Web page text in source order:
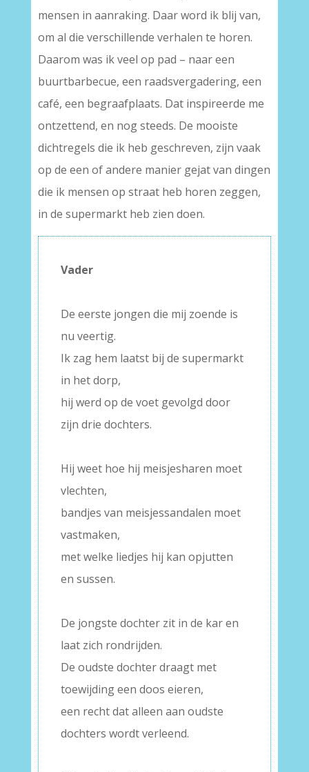
mensen in aanraking. Daar word ik blij van,
om al die verschillende verhalen te horen.
Daarom was ik veel op pad – naar een
buurtbarbecue, een raadsvergadering, een
café, een begraafplaats. Dat inspireerde me
ontzettend, en nog steeds. De mooiste
dichtregels die ik heb geschreven, zijn vaak
op de een of andere manier gejat van dingen
die ik mensen op straat heb horen zeggen,
in de supermarkt heb zien doen.
Vader
De eerste jongen die mij zoende is
nu veertig.
Ik zag hem laatst bij de supermarkt
in het dorp,
hij werd op de voet gevolgd door
zijn drie dochters.
Hij weet hoe hij meisjesharen moet
vlechten,
bandjes van meisjessandalen moet
vastmaken,
met welke liedjes hij kan opjutten
en sussen.
De jongste dochter zit in de kar en
laat zich rondrijden.
De oudste dochter draagt met
toewijding een doos eieren,
een recht dat alleen aan oudste
dochters wordt verleend.